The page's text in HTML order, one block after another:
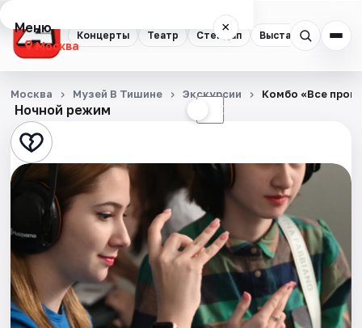
Концерты Театр Стендап Выставки
Меню ×
Москва
Концерты
Театр
Стендап
Выставки
Квесты
Экскурсии
Спорт
Ночной режим ☾
Москва Музей В Тишине Экскурсии Комбо «Все